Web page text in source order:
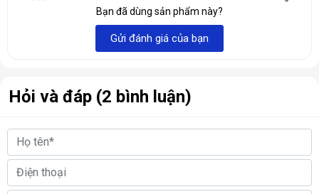
USB 3.0, việc kết nối với các thiết bị khác trở nên dễ dàng.
Bạn đã dùng sản phẩm này?
Gửi đánh giá của bạn
Hỏi và đáp (2 bình luận)